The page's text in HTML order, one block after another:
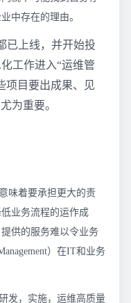
中存在的理由。
已上线，并开始投
工作进入“运维管
项目要出成果、见
为重要。
味着要承担更大的责
业务流程的运作成
供的服务难以令业务
）在IT和业务
发，实施，运维高质量